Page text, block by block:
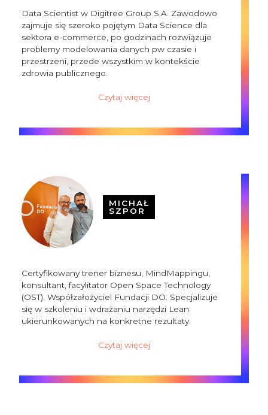
Data Scientist w Digitree Group S.A. Zawodowo
zajmuje się szeroko pojętym Data Science dla
sektora e-commerce, po godzinach rozwiązuje
problemy modelowania danych pw czasie i
przestrzeni, przede wszystkim w kontekście
zdrowia publicznego.
Czytaj więcej
MICHAŁ
SZPOR
Certyfikowany trener biznesu, MindMappingu,
konsultant, facylitator Open Space Technology
(OST). Współzałożyciel Fundacji DO. Specjalizuje
się w szkoleniu i wdrażaniu narzędzi Lean
ukierunkowanych na konkretne rezultaty.
Czytaj więcej